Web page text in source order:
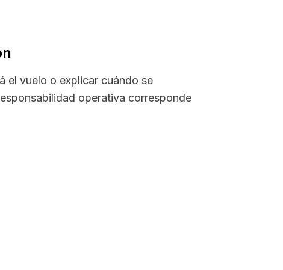
el vuelo o explicar cuándo se
operativa corresponde